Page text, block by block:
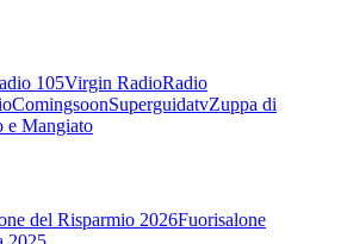
105Virgin RadioRadio
ComingsoonSuperguidatvZuppa di
e Mangiato
del Risparmio 2026Fuorisalone